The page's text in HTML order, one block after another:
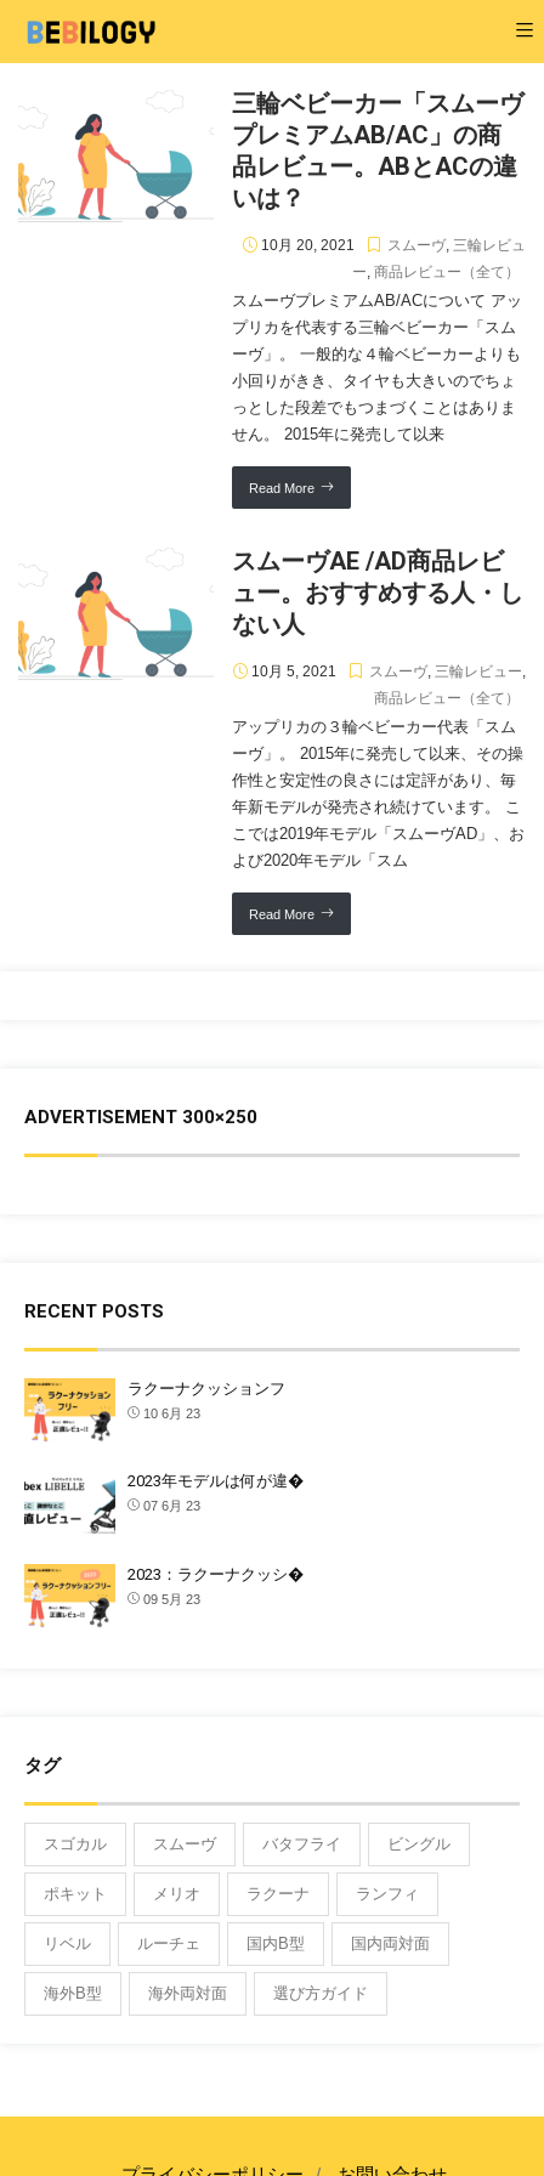
三輪ベビーカー「スムーヴ
プレミアムAB/AC」の商
品レビュー。ABとACの違
いは？
10月 20, 2021 スムーヴ, 三輪レビュ
ー, 商品レビュー（全て）
スムーヴプレミアムAB/ACについて アッ
プリカを代表する三輪ベビーカー「スム
ーヴ」。 一般的な４輪ベビーカーよりも
小回りがきき、タイヤも大きいのでちょ
っとした段差でもつまづくことはありま
せん。 2015年に発売して以来
Read More
スムーヴAE /AD商品レビ
ュー。おすすめする人・し
ない人
10月 5, 2021 スムーヴ, 三輪レビュー,
商品レビュー（全て）
アップリカの３輪ベビーカー代表「スム
ーヴ」。 2015年に発売して以来、その操
作性と安定性の良さには定評があり、毎
年新モデルが発売され続けています。 こ
こでは2019年モデル「スムーヴAD」、お
よび2020年モデル「スム
Read More
ADVERTISEMENT 300×250
RECENT POSTS
ラクーナクッションフ
10 6月 23
2023年モデルは何が違�
07 6月 23
2023：ラクーナクッシ�
09 5月 23
タグ
スゴカル スムーヴ バタフライ ビングル
ポキット メリオ ラクーナ ランフィ
リベル ルーチェ 国内B型 国内両対面
海外B型 海外両対面 選び方ガイド